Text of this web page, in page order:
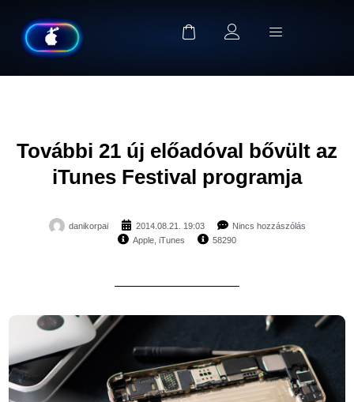
További 21 új előadóval bővült az
iTunes Festival programja
danikorpai 2014.08.21. 19:03
Nincs hozzászólás
Apple iTunes 58290